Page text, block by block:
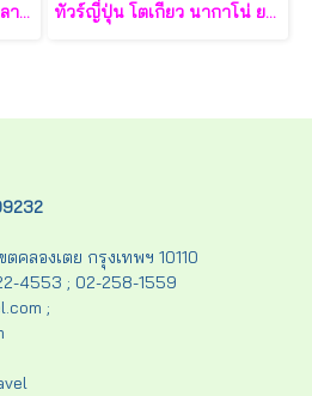
ซุปตาร์... เติมรักให้หวาน กลางเกาะฟูก๊วก 3 วัน 2 คืน - VZ ทัวร์ญี่ปุ่น โตเกียว นากาโน่ ยามานาชิ 7 วัน - TG
คลองเตย กรุงเทพฯ 10110
4553 ; 02-258-1559
;